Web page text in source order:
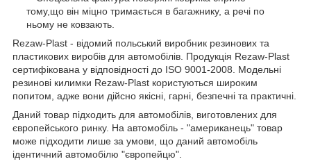
тому,що він міцно тримається в багажнику, а речі по
ньому не ковзають.
Rezaw-Plast - відомий польський виробник резинових та
пластикових виробів для автомобілів. Продукція Rezaw-Plast
сертифікована у відповідності до ISO 9001-2008. Модельні
резинові килимки Rezaw-Plast користуються широким
попитом, адже вони дійсно якісні, гарні, безпечні та практичні.
Даний товар підходить для автомобілів, виготовлених для
європейського ринку. На автомобіль - "американець" товар
може підходити лише за умови, що даний автомобіль
ідентичний автомобілю "європейцю".